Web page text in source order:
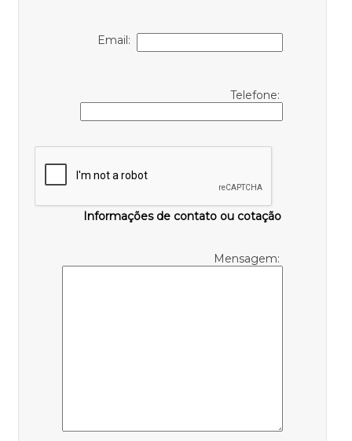
Email:
Telefone:
Informações de contato ou cotação
Mensagem: